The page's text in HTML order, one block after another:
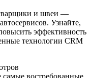
и швеи —
Узнайте,
эффективность
технологии CRM
самые востребованные